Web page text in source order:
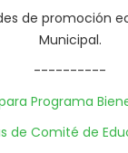
de promoción
Municipal.
----------
Programa
de Comité de